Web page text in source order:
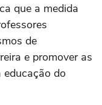
que a medida
de
e promover as
educação do